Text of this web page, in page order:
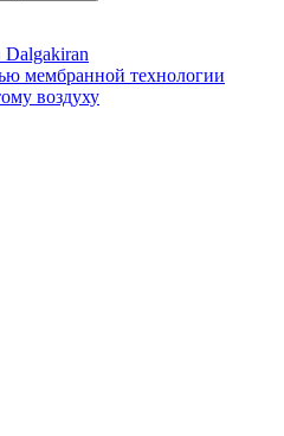
мембранной технологии
воздуху